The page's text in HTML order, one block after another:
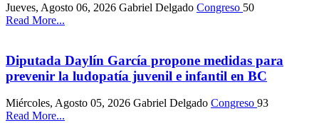
Jueves, Agosto 06, 2026 Gabriel Delgado Congreso 50
Read More...
Diputada Daylín García propone medidas para
prevenir la ludopatía juvenil e infantil en BC
Miércoles, Agosto 05, 2026 Gabriel Delgado Congreso 93
Read More...